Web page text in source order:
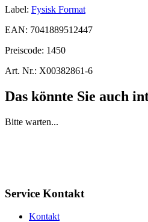
Label: Fysisk Format
EAN: 7041889512447
Preiscode: 1450
Art. Nr.: X00382861-6
Das könnte Sie auch
Bitte warten...
Service Kontakt
Kontakt